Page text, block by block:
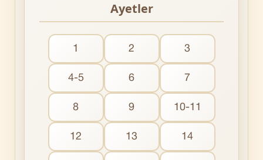
Ayetler
1 2 3
4-5 6 7
8 9 10-11
12 13 14